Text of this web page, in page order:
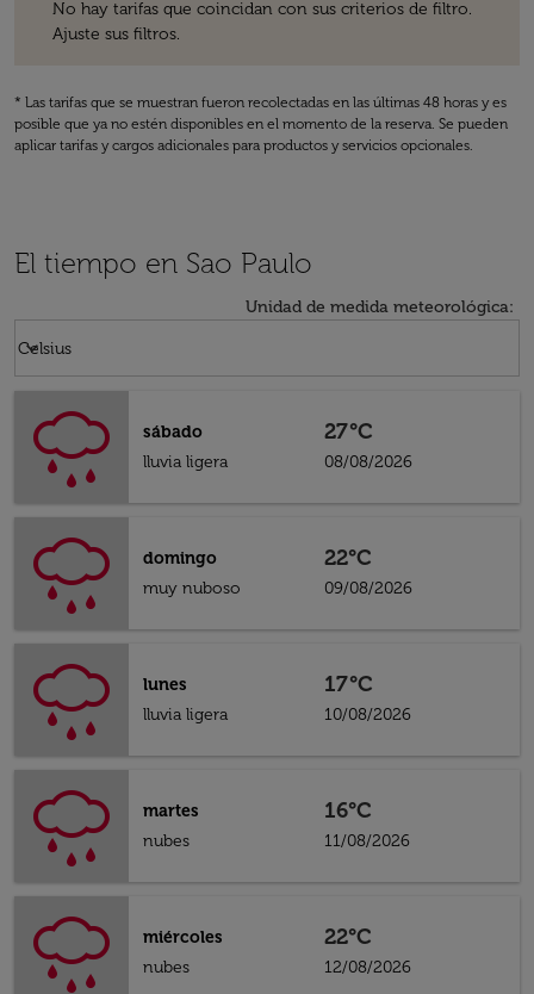
No hay tarifas que coincidan con sus criterios de filtro.
Ajuste sus filtros.
* Las tarifas que se muestran fueron recolectadas en las últimas 48 horas y es
posible que ya no estén disponibles en el momento de la reserva. Se pueden
aplicar tarifas y cargos adicionales para productos y servicios opcionales.
El tiempo en Sao Paulo
Unidad de medida meteorológica:
Celsius
keyboard_arrow_down
sábado
lluvia ligera
27°C
08/08/2026
domingo
muy nuboso
22°C
09/08/2026
lunes
lluvia ligera
17°C
10/08/2026
martes
nubes
16°C
11/08/2026
miércoles
nubes
22°C
12/08/2026